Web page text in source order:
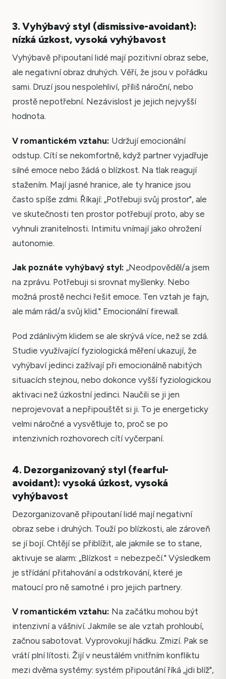
3. Vyhýbavý styl (dismissive-avoidant):
nízká úzkost, vysoká vyhýbavost
Vyhýbavě připoutaní lidé mají pozitivní obraz sebe,
ale negativní obraz druhých. Věří, že jsou v pořádku
sami. Druzí jsou nespolehliví, příliš nároční, nebo
prostě nepotřební. Nezávislost je jejich nejvyšší
hodnota.
V romantickém vztahu: Udržují emocionální
odstup. Cítí se nekomfortně, když partner vyjadřuje
silné emoce nebo žádá o blízkost. Na tlak reagují
stažením. Mají jasné hranice, ale ty hranice jsou
často spíše zdmi. Říkají: „Potřebuji svůj prostor", ale
ve skutečnosti ten prostor potřebují proto, aby se
vyhnuli zranitelnosti. Intimitu vnímají jako ohrožení
autonomie.
Jak poznáte vyhýbavý styl: „Neodpověděl/a jsem
na zprávu. Potřebuji si srovnat myšlenky. Nebo
možná prostě nechci řešit emoce. Ten vztah je fajn,
ale mám rád/a svůj klid." Emocionální firewall.
Pod zdánlivým klidem se ale skrývá více, než se zdá.
Studie využívající fyziologická měření ukazují, že
vyhýbaví jedinci zažívají při emocionálně nabitých
situacích stejnou, nebo dokonce vyšší fyziologickou
aktivaci než úzkostní jedinci. Naučili se ji jen
neprojevovat a nepřipouštět si ji. To je energeticky
velmi náročné a vysvětluje to, proč se po
intenzivních rozhovorech cítí vyčerpaní.
4. Dezorganizovaný styl (fearful-
avoidant): vysoká úzkost, vysoká
vyhýbavost
Dezorganizovaně připoutaní lidé mají negativní
obraz sebe i druhých. Touží po blízkosti, ale zároveň
se jí bojí. Chtějí se přiblížit, ale jakmile se to stane,
aktivuje se alarm: „Blízkost = nebezpečí." Výsledkem
je střídání přitahování a odstrkování, které je
matoucí pro ně samotné i pro jejich partnery.
V romantickém vztahu: Na začátku mohou být
intenzivní a vášniví. Jakmile se ale vztah prohloubí,
začnou sabotovat. Vyprovokují hádku. Zmizí. Pak se
vrátí plní lítosti. Žijí v neustálém vnitřním konfliktu
mezi dvěma systémy: systém připoutání říká „jdi blíž",